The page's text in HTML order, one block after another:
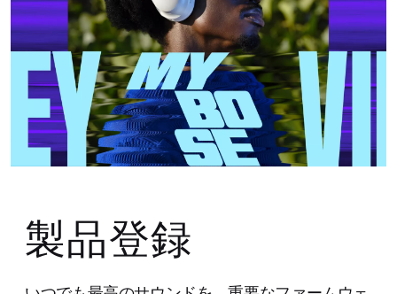
製品登録